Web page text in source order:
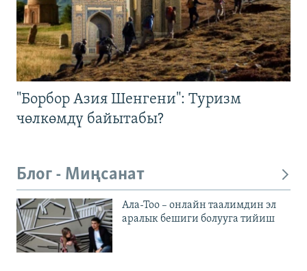
"Борбор Азия Шенгени": Туризм
чөлкөмдү байытабы?
Блог - Миңсанат
Ала-Тоо – онлайн таалимдин эл
аралык бешиги болууга тийиш